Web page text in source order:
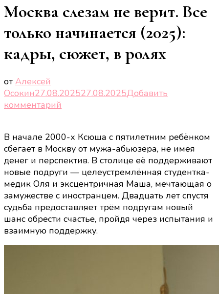
Москва слезам не верит. Все
только начинается (2025):
кадры, сюжет, в ролях
от Алексей
Осокин27.08.202527.08.2025Добавить
комментарий
слезам
не
верит.
Все
только
начинается
(2025):
кадры,
сюжет,
в
В начале 2000-х Ксюша с пятилетним ребёнком
сбегает в Москву от мужа-абьюзера, не имея
денег и перспектив. В столице её поддерживают
новые подруги — целеустремлённая студентка-
медик Оля и эксцентричная Маша, мечтающая о
замужестве с иностранцем. Двадцать лет спустя
судьба предоставляет трём подругам новый
шанс обрести счастье, пройдя через испытания и
взаимную поддержку.